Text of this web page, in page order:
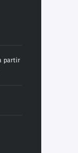
partir